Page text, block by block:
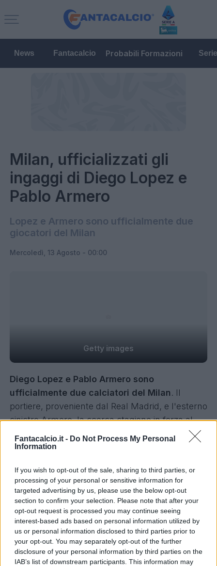
Fantacalcio.it - Do Not Process My Personal
Information
If you wish to opt-out of the sale, sharing to third parties, or
processing of your personal or sensitive information for
targeted advertising by us, please use the below opt-out
section to confirm your selection. Please note that after your
opt-out request is processed you may continue seeing
interest-based ads based on personal information utilized by
us or personal information disclosed to third parties prior to
your opt-out. You may separately opt-out of the further
disclosure of your personal information by third parties on the
IAB’s list of downstream participants. This information may
News Fantacalcio Probabili Formazioni
Milan, ufficializzati gli
ingaggi di Diego Lopez e
Pablo Armero
Lopez e Armero sono ufficialmente due
giocatori del Milan
Mercoledì, 13 Agosto - 00:00
Getty images
Diego Lopez e Pablo Armero sono
ufficialmente due calciatori del Milan. Il
portiere, proveniente dal Real Madrid, e l'esterno
sinistro Armero, la scorsa stagione in forza al
Napoli, entrano a far parte del gruppo che sarà
guidato da Filippo Inzaghi.
Il Milan, con due distinti comunicati, ha
ufficializzato l'ingaggio in rossonero di Pablo
Armero e Diego Lopez, entrambi oggi a
Milanello, già a disposizione del loro nuovo
allenatore. Armero ha firmato un contratto che
lo lega al Milan fino al 2015, Diego Lopez, invece,
fino al 2018.